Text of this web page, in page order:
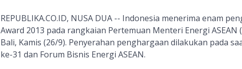
REPUBLIKA.CO.ID, NUSA DUA -- Indonesia menerima enam
Award 2013 pada rangkaian Pertemuan Menteri Energi ASEAN
Bali, Kamis (26/9). Penyerahan penghargaan dilakukan pada
ke-31 dan Forum Bisnis Energi ASEAN.